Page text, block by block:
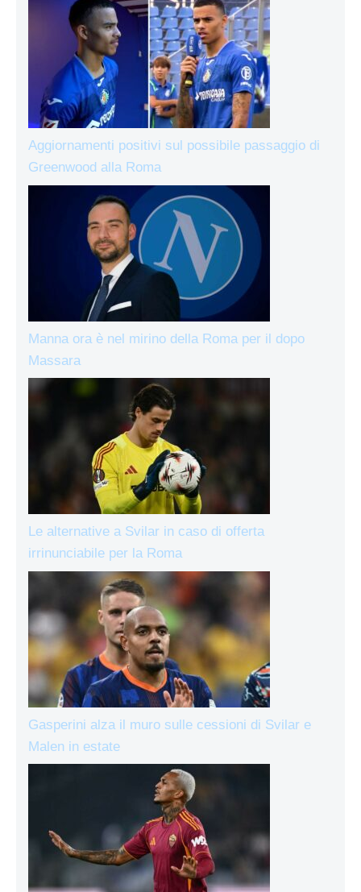
Aggiornamenti positivi sul possibile passaggio di
Greenwood alla Roma
Manna ora è nel mirino della Roma per il dopo
Massara
Le alternative a Svilar in caso di offerta
irrinunciabile per la Roma
Gasperini alza il muro sulle cessioni di Svilar e
Malen in estate